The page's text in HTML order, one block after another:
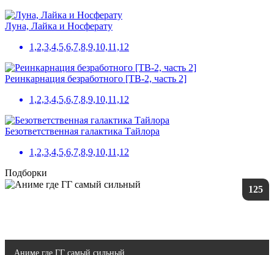
Луна, Лайка и Носферату
1,2,3,4,5,6,7,8,9,10,11,12
Реинкарнация безработного [ТВ-2, часть 2]
1,2,3,4,5,6,7,8,9,10,11,12
Безответственная галактика Тайлора
1,2,3,4,5,6,7,8,9,10,11,12
Подборки
125
Аниме где ГГ самый сильный